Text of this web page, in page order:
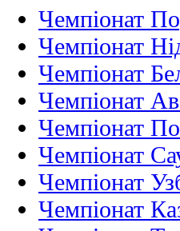
Чемпіонат
Чемпіонат
Чемпіонат
Чемпіонат
Чемпіонат
Чемпіонат
Чемпіонат
Чемпіонат